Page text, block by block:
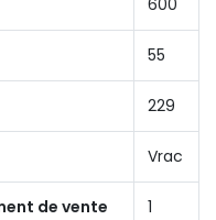
55
229
Vrac
de vente 1